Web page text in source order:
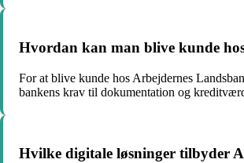
Hvordan kan man blive kunde
For at blive kunde hos Arbejdernes
bankens krav til dokumentation og
Hvilke digitale løsninger tilbyder